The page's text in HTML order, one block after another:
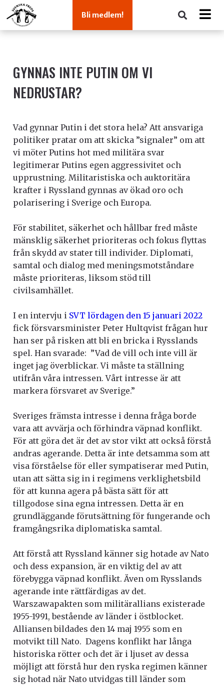
Bli medlem!
GYNNAS INTE PUTIN OM VI
NEDRUSTAR?
Vad gynnar Putin i det stora hela? Att ansvariga
politiker pratar om att skicka ”signaler” om att
vi möter Putins hot med militära svar
legitimerar Putins egen aggressivitet och
upprustning. Militaristiska och auktoritära
krafter i Ryssland gynnas av ökad oro och
polarisering i Sverige och Europa.
För stabilitet, säkerhet och hållbar fred måste
mänsklig säkerhet prioriteras och fokus flyttas
från skydd av stater till individer. Diplomati,
samtal och dialog med meningsmotståndare
måste prioriteras, liksom stöd till
civilsamhället.
I en intervju i SVT lördagen den 15 januari 2022
fick försvarsminister Peter Hultqvist frågan hur
han ser på risken att bli en bricka i Rysslands
spel. Han svarade: ”Vad de vill och inte vill är
inget jag överblickar. Vi måste ta ställning
utifrån våra intressen. Vårt intresse är att
markera försvaret av Sverige.”
Sveriges främsta intresse i denna fråga borde
vara att avvärja och förhindra väpnad konflikt.
För att göra det är det av stor vikt att också förstå
andras agerande. Detta är inte detsamma som att
visa förståelse för eller sympatiserar med Putin,
utan att sätta sig in i regimens verklighetsbild
för att kunna agera på bästa sätt för att
tillgodose sina egna intressen. Detta är en
grundläggande förutsättning för fungerande och
framgångsrika diplomatiska samtal.
Att förstå att Ryssland känner sig hotade av Nato
och dess expansion, är en viktig del av att
förebygga väpnad konflikt. Även om Rysslands
agerande inte rättfärdigas av det.
Warszawapakten som militärallians existerade
1955-1991, bestående av länder i östblocket.
Alliansen bildades den 14 maj 1955 som en
motvikt till Nato. Dagens konflikt har långa
historiska rötter och det är i ljuset av dessa
möjligt att förstå hur den ryska regimen känner
sig hotad när Nato utvidgas till länder som